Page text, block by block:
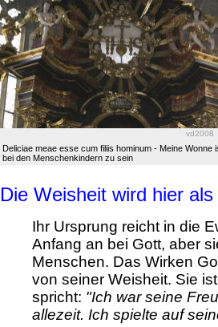
vd2008
Deliciae meae esse cum filiis hominum - Meine Wonne
bei den Menschenkindern zu sein
Die Weisheit wird hier
Ihr Ursprung reicht in die
Anfang an bei Gott, aber
Menschen. Das Wirken
von seiner Weisheit. Sie
spricht: "Ich war seine
allezeit. Ich spielte auf